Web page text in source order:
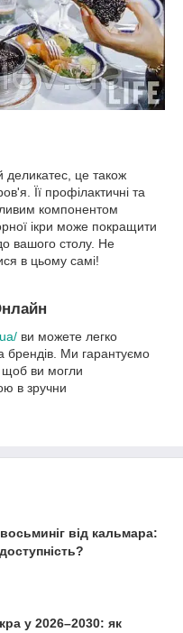
деликатес, це також
Її профілактичні та
компонентом
ікри може покращити
вашого столу. Не
в цьому самі!
ви можете легко
брендів. Ми гарантуємо
щоб ви могли
в зручни
від кальмара:
у 2026–2030: як